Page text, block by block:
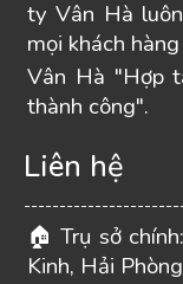
ty Vân Hà
mọi khách
Vân Hà "Hợp
thành công".
Liên hệ
🏠 Trụ sở
Kinh, Hải